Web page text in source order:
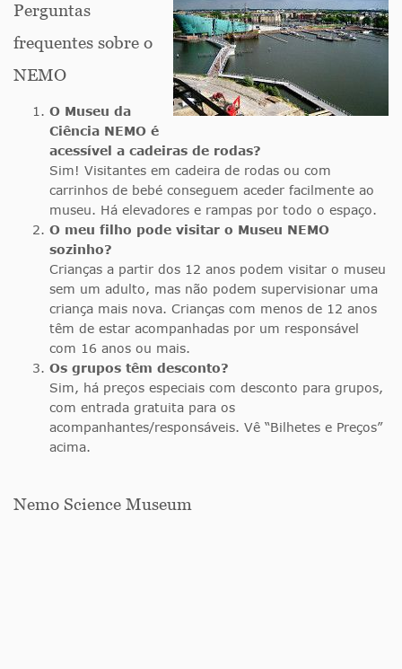
Perguntas
frequentes sobre o
NEMO
O Museu da
Ciência NEMO é
acessível a cadeiras de rodas?
Sim! Visitantes em cadeira de rodas ou com
carrinhos de bebé conseguem aceder facilmente ao
museu. Há elevadores e rampas por todo o espaço.
O meu filho pode visitar o Museu NEMO
sozinho?
Crianças a partir dos 12 anos podem visitar o museu
sem um adulto, mas não podem supervisionar uma
criança mais nova. Crianças com menos de 12 anos
têm de estar acompanhadas por um responsável
com 16 anos ou mais.
Os grupos têm desconto?
Sim, há preços especiais com desconto para grupos,
com entrada gratuita para os
acompanhantes/responsáveis. Vê “Bilhetes e Preços”
acima.
Nemo Science Museum